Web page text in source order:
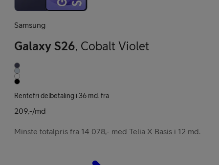
Samsung
Galaxy S26, Cobalt Violet
Rentefri delbetaling i 36 md. fra
209,-/md
Minste totalpris fra 14 078,- med Telia X Basis i 12 md.